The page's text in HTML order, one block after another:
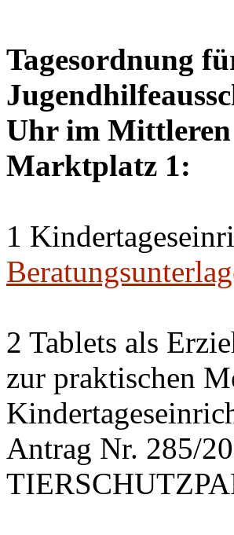
Tagesordnung
Uhr im Mittleren
Marktplatz 1:
1
2 Tablets als
zur praktischen
Antrag Nr. 285/